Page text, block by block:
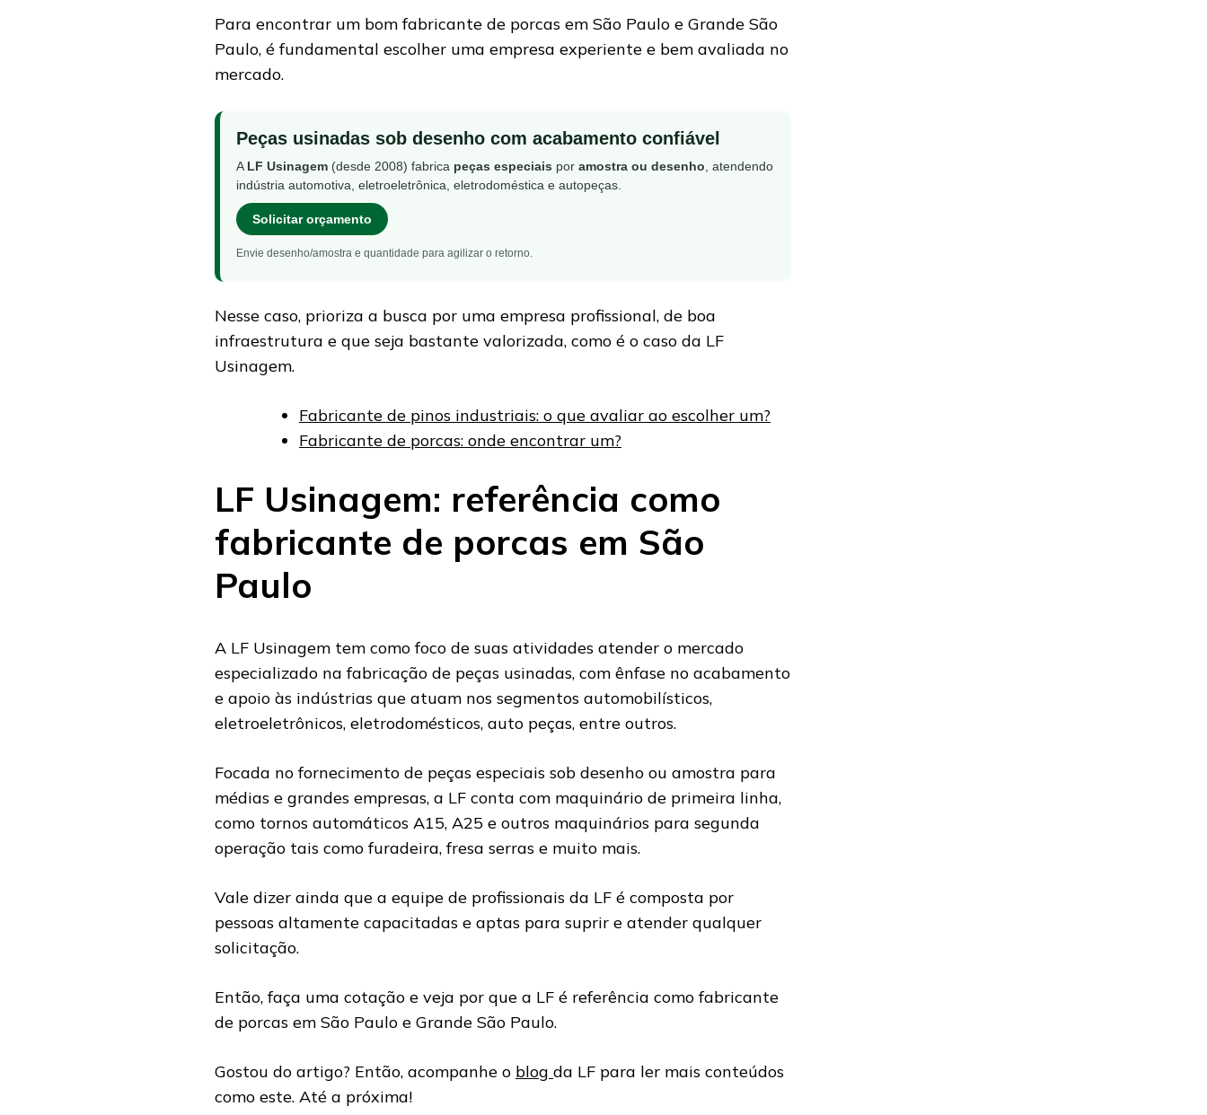
Para encontrar um bom fabricante de porcas em São Paulo e Grande São
Paulo, é fundamental escolher uma empresa experiente e bem avaliada no
mercado.
Peças usinadas sob desenho com acabamento confiável
A LF Usinagem (desde 2008) fabrica peças especiais por amostra ou desenho , atendendo
indústria automotiva, eletroeletrônica, eletrodoméstica e autopeças.
Solicitar orçamento
Envie desenho/amostra e quantidade para agilizar o retorno.
Nesse caso, prioriza a busca por uma empresa profissional, de boa
infraestrutura e que seja bastante valorizada, como é o caso da LF
Usinagem.
Fabricante de pinos industriais: o que avaliar ao escolher um?
Fabricante de porcas: onde encontrar um?
LF Usinagem: referência como
fabricante de porcas em São
Paulo
A LF Usinagem tem como foco de suas atividades atender o mercado
especializado na fabricação de peças usinadas, com ênfase no acabamento
e apoio às indústrias que atuam nos segmentos automobilísticos,
eletroeletrônicos, eletrodomésticos, auto peças, entre outros.
Focada no fornecimento de peças especiais sob desenho ou amostra para
médias e grandes empresas, a LF conta com maquinário de primeira linha,
como tornos automáticos A15, A25 e outros maquinários para segunda
operação tais como furadeira, fresa serras e muito mais.
Vale dizer ainda que a equipe de profissionais da LF é composta por
pessoas altamente capacitadas e aptas para suprir e atender qualquer
solicitação.
Então, faça uma cotação e veja por que a LF é referência como fabricante
de porcas em São Paulo e Grande São Paulo.
Gostou do artigo? Então, acompanhe o blog da LF para ler mais conteúdos
como este. Até a próxima!